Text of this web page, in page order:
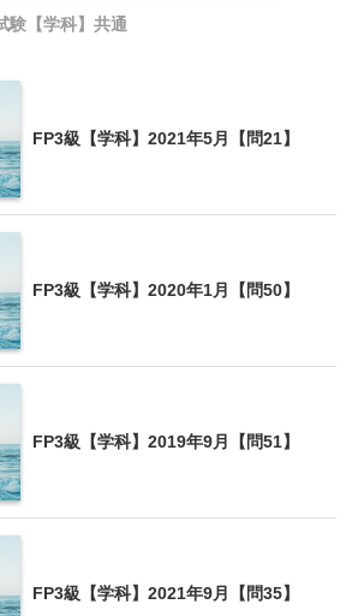
験【学科】共通
FP3級【学科】2021年5月【問21】
FP3級【学科】2020年1月【問50】
FP3級【学科】2019年9月【問51】
FP3級【学科】2021年9月【問35】